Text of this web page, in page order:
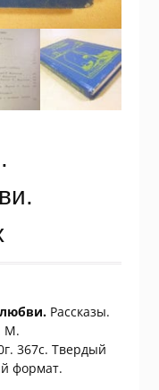
Рассказы.
М.
367с. Твердый
формат.